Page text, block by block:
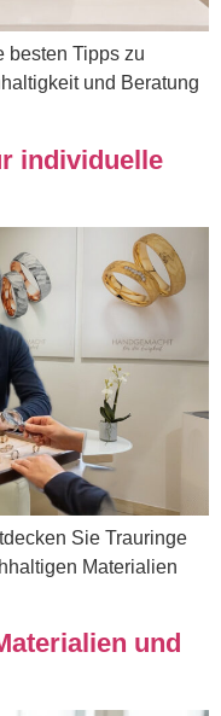
besten Tipps zu
und Beratung
individuelle
Sie Trauringe
Materialien
und